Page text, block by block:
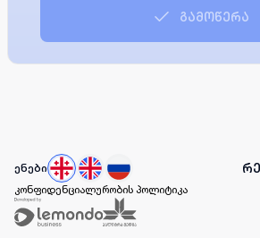
გამოწერა
ენები
კონფიდენციალურობის პოლიტიკა